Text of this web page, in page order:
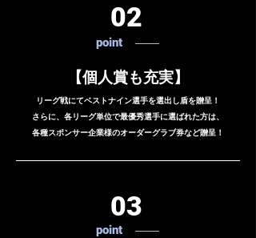
02
point
【個人賞も充実】
リーグ戦にてベストナイン選手を選出し盾を贈呈！
さらに、各リーグ単位で最優秀選手に選ばれた方は、
各種スポンサー企業様のオーダーグラブ券など贈呈！
03
point